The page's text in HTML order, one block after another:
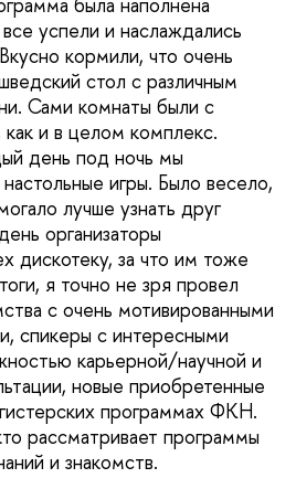
успели и наслаждались
кормили, что очень
стол с различным
Сами комнаты были с
и в целом комплекс.
день под ночь мы
игры. Было весело,
лучше узнать друг
организаторы
дискотеку, за что им тоже
я точно не зря провел
с очень мотивированными
спикеры с интересными
карьерной/научной и
новые приобретенные
программах ФКН.
рассматривает программы
и знакомств.